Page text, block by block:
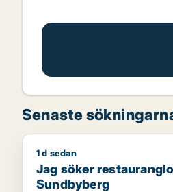
Senaste
Jag söker
1 d sedan
Jag söker
Sundbyberg